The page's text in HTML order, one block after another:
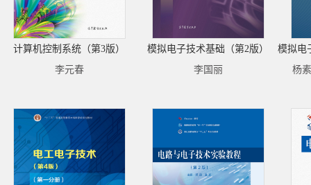
计算机控制系统（第3版）
李元春
模拟电子技术基础（第2版）
李国丽
杨